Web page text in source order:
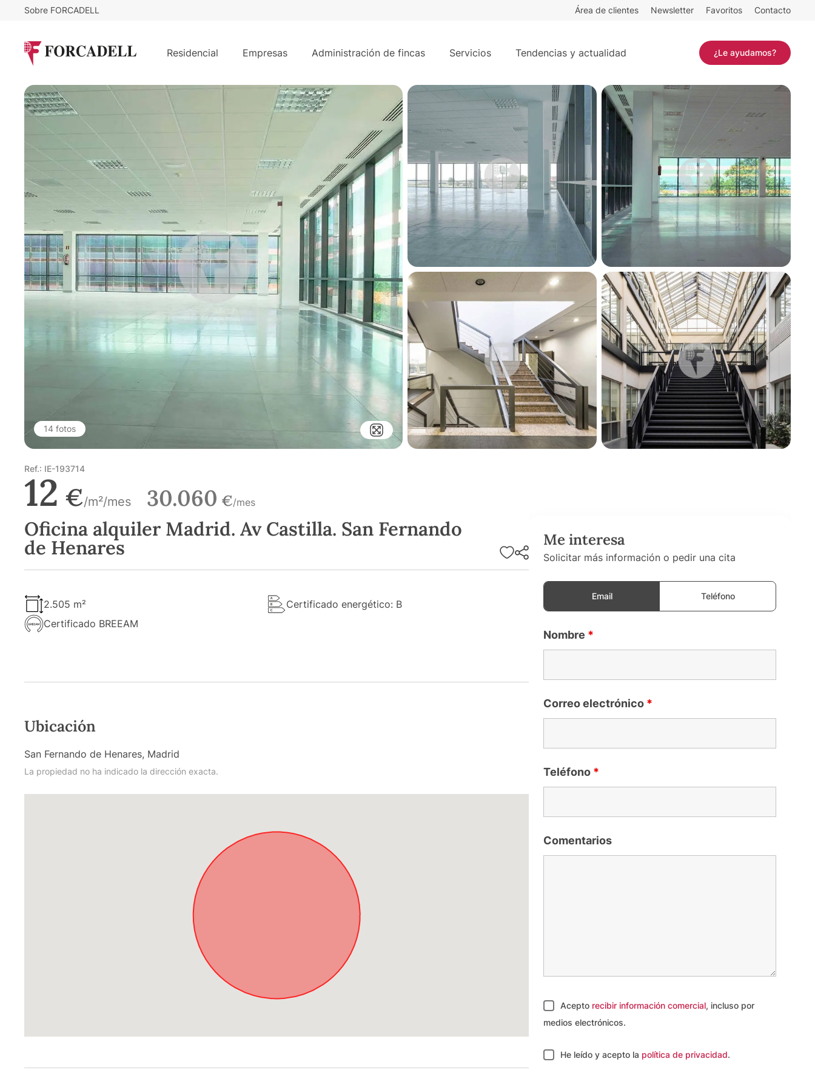
Sobre FORCADELL Área de clientes Newsletter Favoritos Contacto
Residencial Empresas Administración de fincas Servicios Tendencias y actualidad ¿Le ayudamos?
Oficina alquiler Madrid. Av Castilla. San Fernando de Henares
14 fotos
Ref.: IE-193714
12 €/m²/mes 30.060 €/mes
Oficina alquiler Madrid. Av Castilla. San Fernando
de Henares
2.505 m²
Certificado energético: B
Certificado BREEAM
Ubicación
San Fernando de Henares, Madrid
La propiedad no ha indicado la dirección exacta.
Me interesa
Solicitar más información o pedir una cita
Email Teléfono
Nombre *
Correo electrónico *
Teléfono *
Comentarios
Acepto recibir información comercial, incluso por
medios electrónicos.
He leído y acepto la política de privacidad.